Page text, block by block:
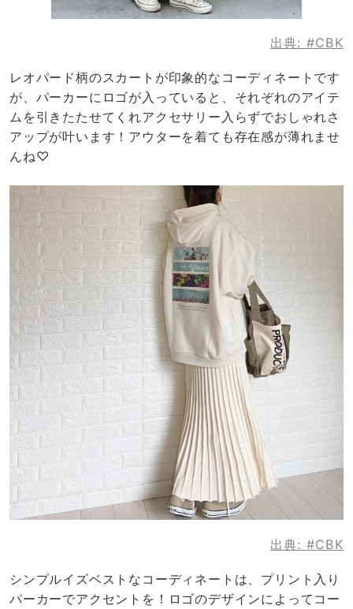
出典: #CBK
レオパード柄のスカートが印象的なコーディネートです
が、パーカーにロゴが入っていると、それぞれのアイテ
ムを引きたたせてくれアクセサリー入らずでおしゃれさ
アップが叶います！アウターを着ても存在感が薄れませ
んね♡
出典: #CBK
シンプルイズベストなコーディネートは、プリント入り
パーカーでアクセントを！ロゴのデザインによってコー